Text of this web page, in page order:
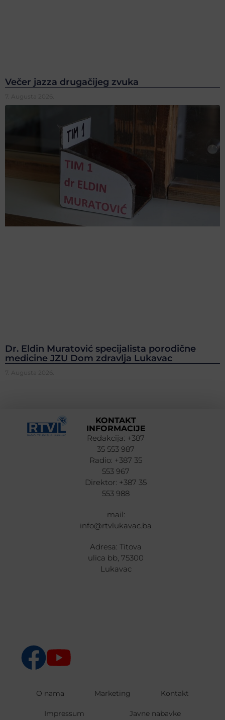
Večer jazza drugačijeg zvuka
7. Augusta 2026.
Dr. Eldin Muratović specijalista porodične
medicine JZU Dom zdravlja Lukavac
7. Augusta 2026.
KONTAKT
INFORMACIJE
Redakcija: +387
35 553 987
Radio: +387 35
553 967
Direktor: +387 35
553 988
mail:
info@rtvlukavac.ba
Adresa: Titova
ulica bb, 75300
Lukavac
O nama Marketing Kontakt
Impressum Javne nabavke